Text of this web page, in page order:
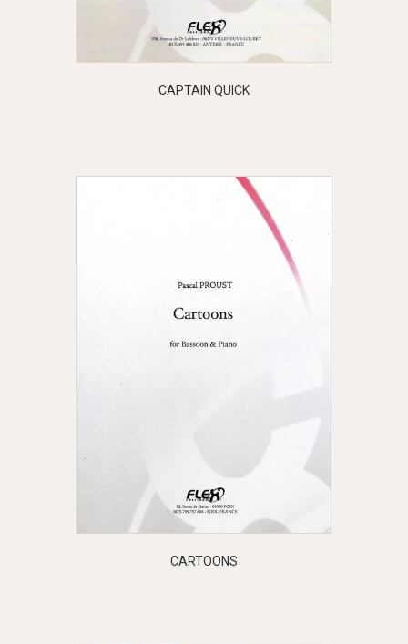
CAPTAIN QUICK
CARTOONS